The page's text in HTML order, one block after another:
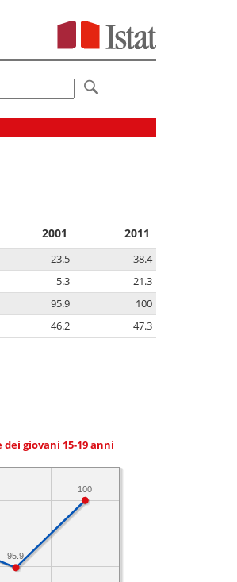
2001 2011
23.5
38.4
5.3
21.3
95.9
100
46.2 47.3
giovani 15-19 anni
100
95.9